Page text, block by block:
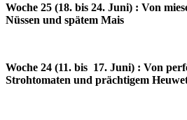
Woche 25 (18. bis 24. Juni) : Von
Nüssen und spätem Mais
Woche 24 (11. bis 17. Juni) : Von
Strohtomaten und prächtigem